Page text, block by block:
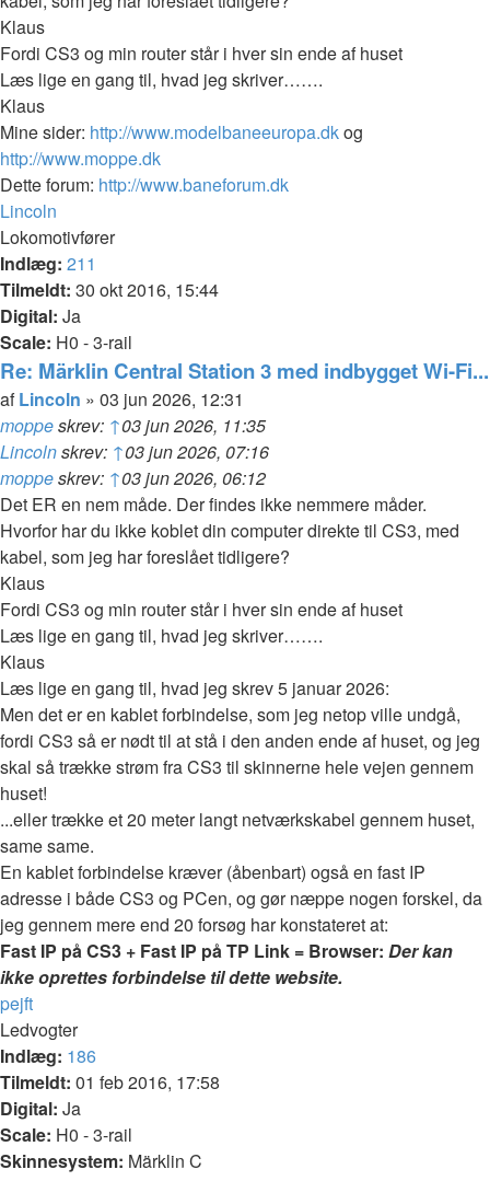
Klaus
Fordi CS3 og min router står i hver sin ende af huset
Læs lige en gang til, hvad jeg skriver…….
Klaus
Mine sider: http://www.modelbaneeuropa.dkog
http://www.moppe.dk
Dette forum: http://www.baneforum.dk
Top
Lincoln
Lokomotivfører
Indlæg: 211
Tilmeldt: 30 okt 2016, 15:44
Digital: Ja
Scale: H0 - 3-rail
Re: Märklin Central Station 3 med indbygget Wi-Fi...
Citer
Indlæg
afLincoln » 03 jun 2026, 12:31
moppeskrev: ↑03 jun 2026, 11:35
Lincolnskrev: ↑03 jun 2026, 07:16
moppeskrev: ↑03 jun 2026, 06:12
Det ER en nem måde. Der findes ikke nemmere måder.
Hvorfor har du ikke koblet din computer direkte til CS3, med
kabel, som jeg har foreslået tidligere?
Klaus
Fordi CS3 og min router står i hver sin ende af huset
Læs lige en gang til, hvad jeg skriver…….
Klaus
Læs lige en gang til, hvad jeg skrev 5 januar 2026:
Men det er en kablet forbindelse, som jeg netop ville undgå,
fordi CS3 så er nødt til at stå i den anden ende af huset, og jeg
skal så trække strøm fra CS3 til skinnerne hele vejen gennem
huset!
...eller trække et 20 meter langt netværkskabel gennem huset,
same same.
En kablet forbindelse kræver (åbenbart) også en fast IP
adresse i både CS3 og PCen, og gør næppe nogen forskel, da
jeg gennem mere end 20 forsøg har konstateret at:
Fast IP på CS3 + Fast IP på TP Link = Browser: Der kan
ikke oprettes forbindelse til dette website.
Top
pejft
Ledvogter
Indlæg: 186
Tilmeldt: 01 feb 2016, 17:58
Digital: Ja
Scale: H0 - 3-rail
Skinnesystem: Märklin C